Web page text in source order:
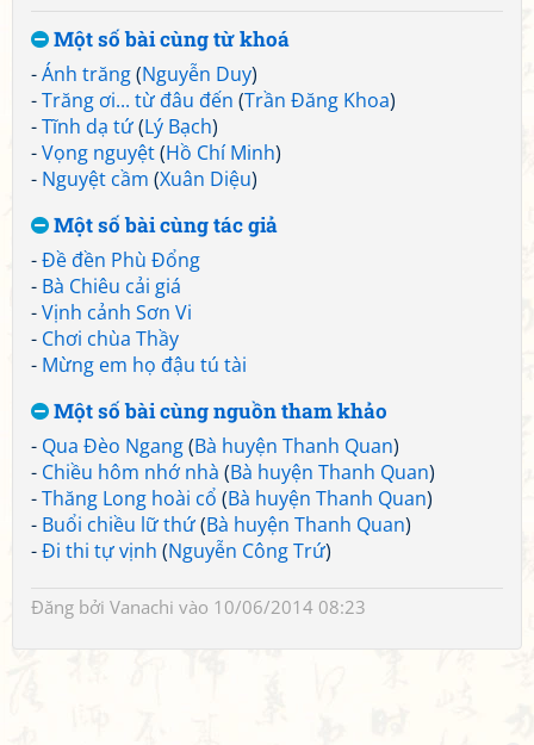
Một số bài cùng từ khoá
-Ánh trăng(Nguyễn Duy)
-Trăng ơi... từ đâu đến (Trần Đăng Khoa)
-Tĩnh dạ tứ(Lý Bạch)
-Vọng nguyệt(Hồ Chí Minh)
- Nguyệt cầm (Xuân Diệu)
Một số bài cùng tác giả
-Đề đền Phù Đổng
- Bà Chiêu cải giá
-Vịnh cảnh Sơn Vi
- Chơi chùa Thầy
- Mừng em họ đậu tú tài
Một số bài cùng nguồn tham khảo
- Qua Đèo Ngang(Bà huyện Thanh Quan)
- Chiều hôm nhớ nhà (Bà huyện Thanh Quan)
-Thăng Long hoài cổ (Bà huyện Thanh Quan)
- Buổi chiều lữ thứ(Bà huyện Thanh Quan)
-Đi thi tự vịnh (Nguyễn Công Trứ)
Đăng bởi Vanachi vào 10/06/2014 08:23